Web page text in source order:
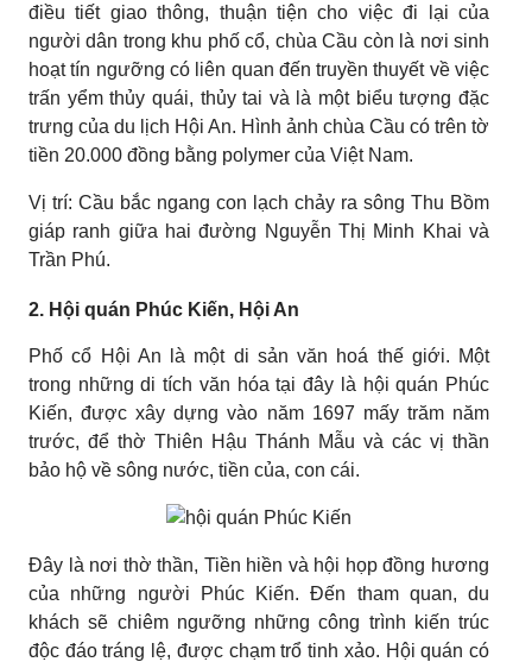
điều tiết giao thông, thuận tiện cho việc đi lại của
người dân trong khu phố cổ, chùa Cầu còn là nơi sinh
hoạt tín ngưỡng có liên quan đến truyền thuyết về việc
trấn yểm thủy quái, thủy tai và là một biểu tượng đặc
trưng của du lịch Hội An. Hình ảnh chùa Cầu có trên tờ
tiền 20.000 đồng bằng polymer của Việt Nam.
Vị trí: Cầu bắc ngang con lạch chảy ra sông Thu Bồm
giáp ranh giữa hai đường Nguyễn Thị Minh Khai và
Trần Phú.
2. Hội quán Phúc Kiến, Hội An
Phố cổ Hội An là một di sản văn hoá thế giới. Một
trong những di tích văn hóa tại đây là hội quán Phúc
Kiến, được xây dựng vào năm 1697 mấy trăm năm
trước, để thờ Thiên Hậu Thánh Mẫu và các vị thần
bảo hộ về sông nước, tiền của, con cái.
Đây là nơi thờ thần, Tiền hiền và hội họp đồng hương
của những người Phúc Kiến. Đến tham quan, du
khách sẽ chiêm ngưỡng những công trình kiến trúc
độc đáo tráng lệ, được chạm trổ tinh xảo. Hội quán có